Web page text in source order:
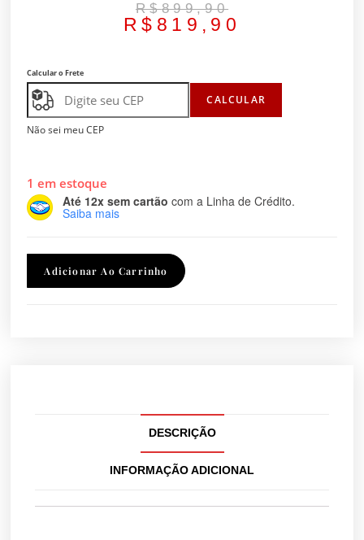
R$899,90
R$ 819,90
Calcular o Frete
CALCULAR
Não sei meu CEP
1 em estoque
Até 12x sem cartão com a Linha de Crédito.
Saiba mais
Adicionar Ao Carrinho
DESCRIÇÃO
INFORMAÇÃO ADICIONAL